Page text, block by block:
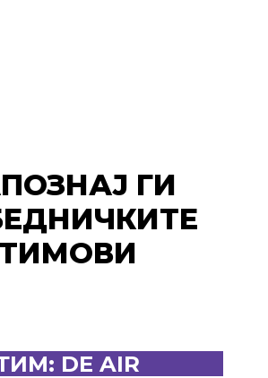
ГИ
ТИМОВИ
DE AIR